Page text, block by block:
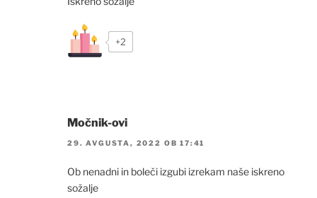
+2
Močnik-ovi
29. AVGUSTA, 2022 OB 17:41
Ob nenadni in boleči izgubi izrekam naše iskreno
sožalje